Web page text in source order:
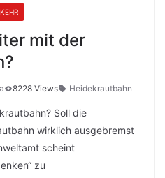
mit der
8228 Views Heidekrautbahn
Soll die
wirklich ausgebremst
scheint
zu